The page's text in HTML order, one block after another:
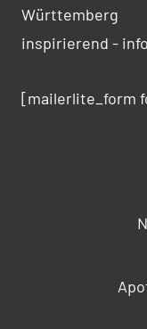
Württemberg
inspirierend -
[mailerlite_form